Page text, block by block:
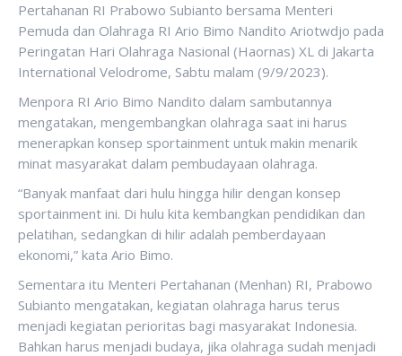
Pertahanan RI Prabowo Subianto bersama Menteri
Pemuda dan Olahraga RI Ario Bimo Nandito Ariotwdjo pada
Peringatan Hari Olahraga Nasional (Haornas) XL di Jakarta
International Velodrome, Sabtu malam (9/9/2023).
Menpora RI Ario Bimo Nandito dalam sambutannya
mengatakan, mengembangkan olahraga saat ini harus
menerapkan konsep sportainment untuk makin menarik
minat masyarakat dalam pembudayaan olahraga.
“Banyak manfaat dari hulu hingga hilir dengan konsep
sportainment ini. Di hulu kita kembangkan pendidikan dan
pelatihan, sedangkan di hilir adalah pemberdayaan
ekonomi,” kata Ario Bimo.
Sementara itu Menteri Pertahanan (Menhan) RI, Prabowo
Subianto mengatakan, kegiatan olahraga harus terus
menjadi kegiatan perioritas bagi masyarakat Indonesia.
Bahkan harus menjadi budaya, jika olahraga sudah menjadi